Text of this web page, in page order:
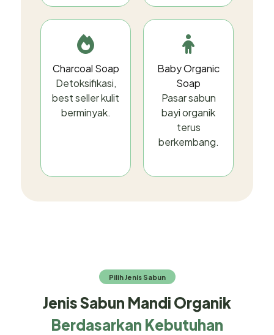
Charcoal Soap
Detoksifikasi,
best seller kulit
berminyak.
Baby Organic
Soap
Pasar sabun
bayi organik
terus
berkembang.
Pilih Jenis Sabun
Jenis Sabun Mandi Organik
Berdasarkan Kebutuhan